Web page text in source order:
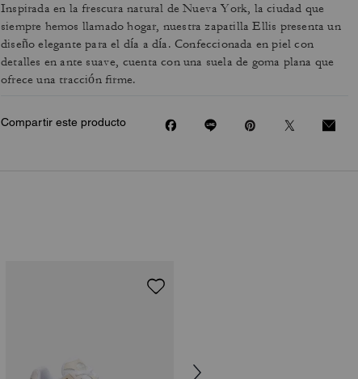
Inspirada en la frescura natural de Nueva York, la ciudad que
siempre hemos llamado hogar, nuestra zapatilla Ellis presenta un
diseño elegante para el día a día. Confeccionada en piel con
detalles en ante suave, cuenta con una suela de goma plana que
ofrece una tracción firme.
Compartir este producto